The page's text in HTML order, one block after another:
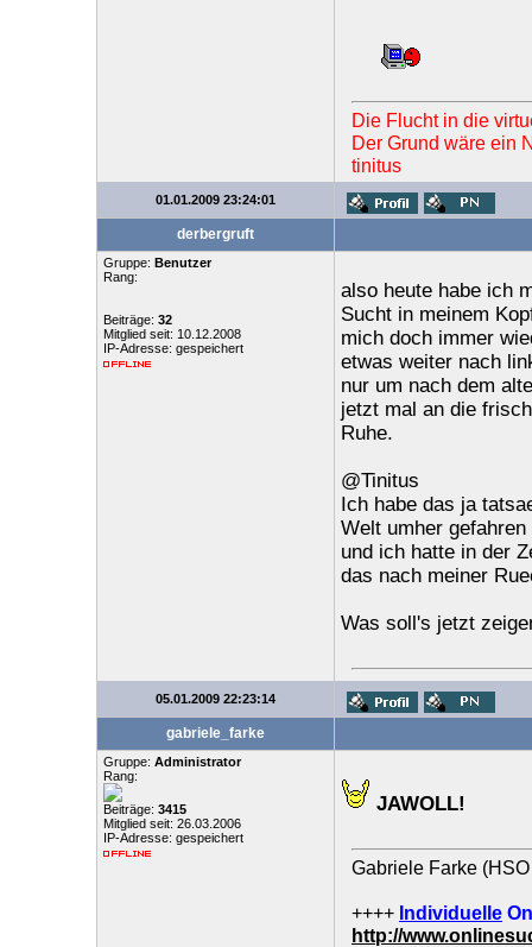
Die Flucht in die
Der Grund wäre ein
tinitus
01.01.2009 23:24:01
derbergruft
Gruppe: Benutzer
Rang:
Beiträge: 32
Mitglied seit: 10.12.2008
IP-Adresse: gespeichert
also heute habe ich
Sucht in meinem
mich doch immer
etwas weiter nach
nur um nach dem
jetzt mal an die
Ruhe.
@Tinitus
Ich habe das ja
Welt umher
und ich hatte in der
das nach meiner
Was soll's jetzt
05.01.2009 22:23:14
gabriele_farke
Gruppe: Administrator
Rang:
Beiträge: 3415
Mitglied seit: 26.03.2006
IP-Adresse: gespeichert
JAWOLL!
Gabriele Farke (HSO
++++ Individuelle
http://